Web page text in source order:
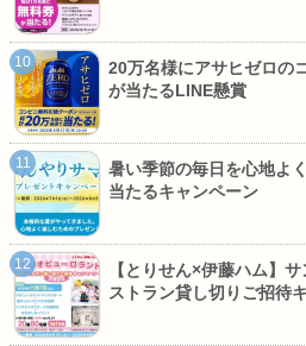
20万名様にアサヒゼロの
が当たるLINE懸賞
暑い季節の毎日を心地よ
当たるキャンペーン
【とりせん×伊藤ハム】
ストラン貸し切りご招待